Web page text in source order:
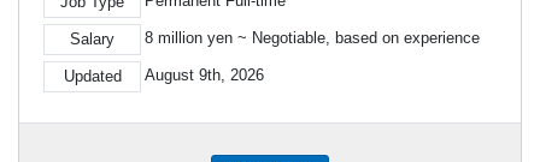
Salary 8 million yen ~ Negotiable, based on experience
Updated August 9th, 2026